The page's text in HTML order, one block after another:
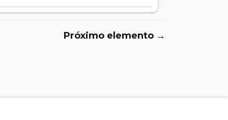
Próximo elemento →